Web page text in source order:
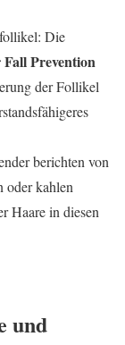
Die
Prevention
der Follikel
berichten von
oder kahlen
Haare in diesen
und